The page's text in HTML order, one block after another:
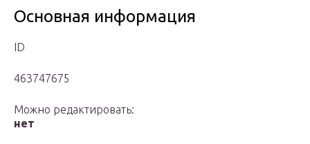
Основная информация
ID
463747675
Можно редактировать:
нет